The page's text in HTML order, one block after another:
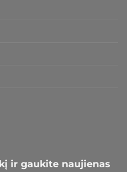
ir gaukite naujienas